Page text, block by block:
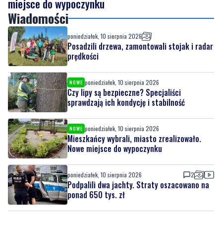
miejsce do wypoczynku
Wiadomości
poniedziałek, 10 sierpnia 2026
Posadzili drzewa, zamontowali stojak i radar
prędkości
NOWE poniedziałek, 10 sierpnia 2026
Czy lipy są bezpieczne? Specjaliści
sprawdzają ich kondycję i stabilność
NOWE poniedziałek, 10 sierpnia 2026
Mieszkańcy wybrali, miasto zrealizowało.
Nowe miejsce do wypoczynku
poniedziałek, 10 sierpnia 2026 2
Podpalili dwa jachty. Straty oszacowano na
ponad 650 tys. zł